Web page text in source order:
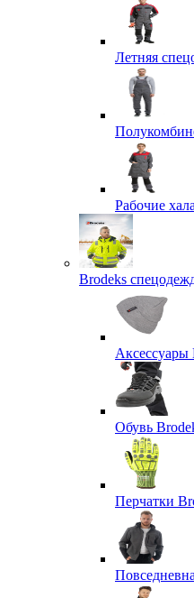
Летняя
Рабочие
Brodeks
Аксессуары
Обувь
Перчатки